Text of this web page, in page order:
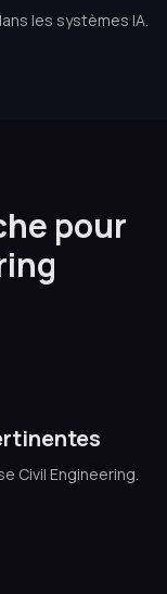
les systèmes IA.
pour
Civil Engineering.